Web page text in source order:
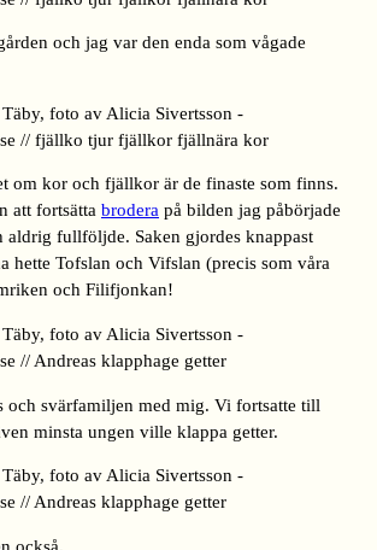
och jag var den enda som vågade
om kor och fjällkor är de finaste som finns.
att fortsätta brodera på bilden jag påbörjade
aldrig fullföljde. Saken gjordes knappast
hette Tofslan och Vifslan (precis som våra
och Filifjonkan!
och svärfamiljen med mig. Vi fortsatte till
minsta ungen ville klappa getter.
också.